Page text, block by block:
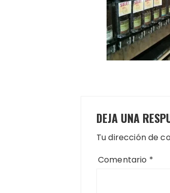
DEJA UNA
Tu dirección de
Comentario *